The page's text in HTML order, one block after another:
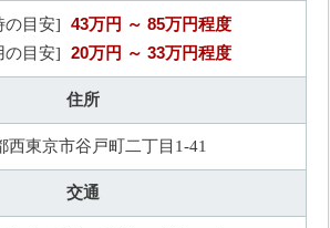
の目安] 43万円 ～ 85万円程度
の目安] 20万円 ～ 33万円程度
住所
西東京市谷戸町二丁目1-41
交通